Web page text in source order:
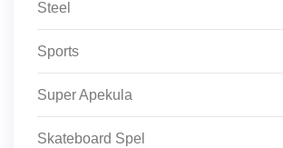
Steel
Sports
Super Apekula
Skateboard Spel